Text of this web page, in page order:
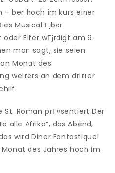
ber hoch im kurs einer
Musical Гјber
Eifer wГјrdigt am 9.
man sagt, sie seien
Monat des
weiters an dem dritter
St. Roman prГ¤sentiert Der
alle Afrika”, das Abend,
wird Diner Fantastique!
Monat des Jahres hoch im